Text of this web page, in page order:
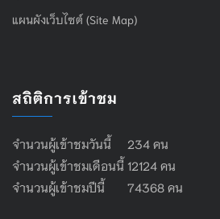
แผนผังเว็บไซต์ (Site Map)
สถิติการเข้าชม
จำนวนผู้เข้าชมวันนี้ 234 คน
จำนวนผู้เข้าชมเดือนนี้ 12124 คน
จำนวนผู้เข้าชมปีนี้ 74368 คน